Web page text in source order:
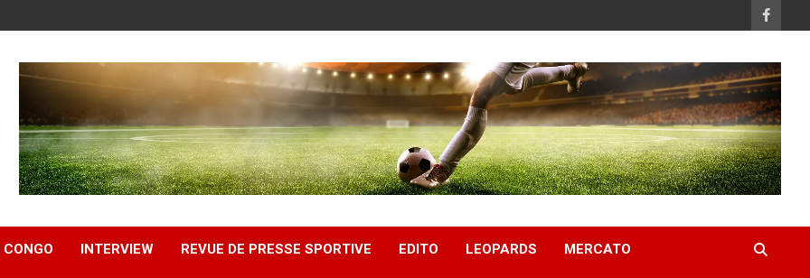
CONGO INTERVIEW REVUE DE PRESSE SPORTIVE EDITO LEOPARDS MERCATO